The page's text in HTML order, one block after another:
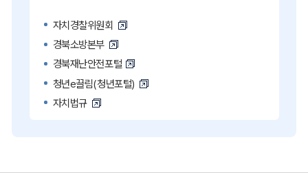
자치경찰위원회
경북소방본부
경북재난안전포털
청년e끌림(청년포털)
자치법규